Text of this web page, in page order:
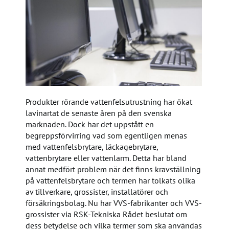
Produkter rörande vattenfelsutrustning har ökat
lavinartat de senaste åren på den svenska
marknaden. Dock har det uppstått en
begreppsförvirring vad som egentligen menas
med vattenfelsbrytare, läckagebrytare,
vattenbrytare eller vattenlarm. Detta har bland
annat medfört problem när det finns kravställning
på vattenfelsbrytare och termen har tolkats olika
av tillverkare, grossister, installatörer och
försäkringsbolag. Nu har VVS-fabrikanter och VVS-
grossister via RSK-Tekniska Rådet beslutat om
dess betydelse och vilka termer som ska användas